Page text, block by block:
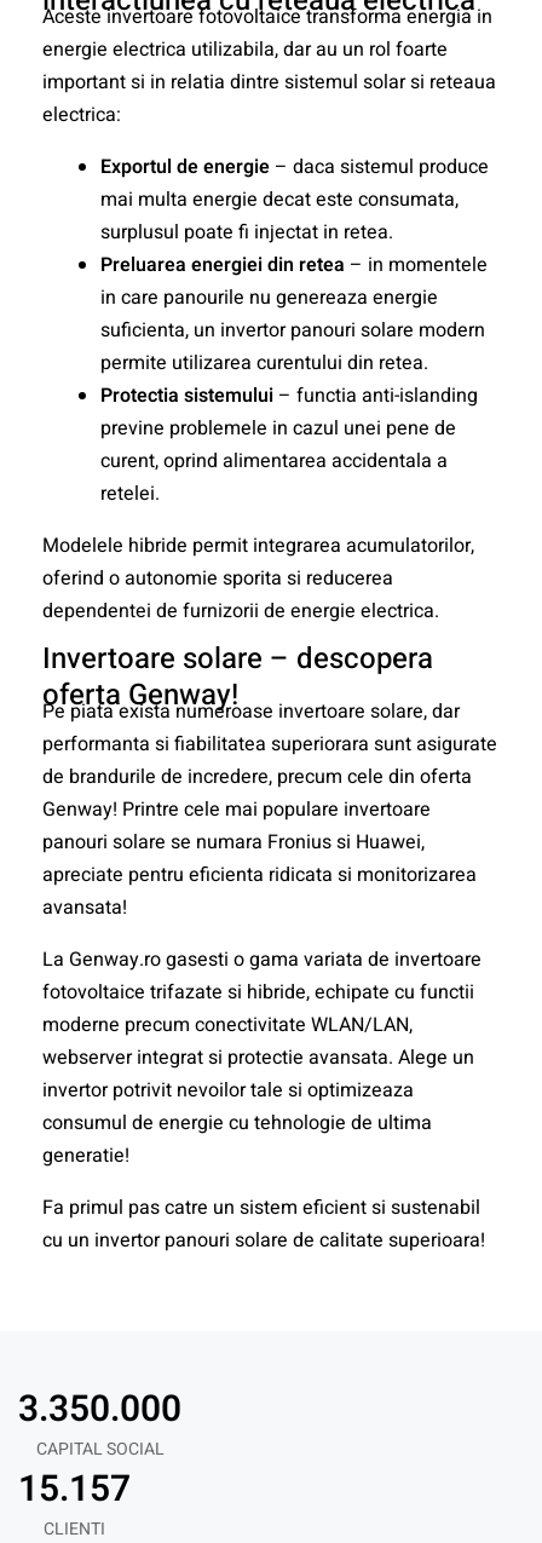
Aceste invertoare fotovoltaice transforma energia in
energie electrica utilizabila, dar au un rol foarte
important si in relatia dintre sistemul solar si reteaua
electrica:
Exportul de energie – daca sistemul produce
mai multa energie decat este consumata,
surplusul poate fi injectat in retea.
Preluarea energiei din retea – in momentele
in care panourile nu genereaza energie
suficienta, un invertor panouri solare modern
permite utilizarea curentului din retea.
Protectia sistemului – functia anti-islanding
previne problemele in cazul unei pene de
curent, oprind alimentarea accidentala a
retelei.
Modelele hibride permit integrarea acumulatorilor,
oferind o autonomie sporita si reducerea
dependentei de furnizorii de energie electrica.
Invertoare solare – descopera
oferta Genway!
Pe piata exista numeroase invertoare solare, dar
performanta si fiabilitatea superiorara sunt asigurate
de brandurile de incredere, precum cele din oferta
Genway! Printre cele mai populare invertoare
panouri solare se numara Fronius si Huawei,
apreciate pentru eficienta ridicata si monitorizarea
avansata!
La Genway.ro gasesti o gama variata de invertoare
fotovoltaice trifazate si hibride, echipate cu functii
moderne precum conectivitate WLAN/LAN,
webserver integrat si protectie avansata. Alege un
invertor potrivit nevoilor tale si optimizeaza
consumul de energie cu tehnologie de ultima
generatie!
Fa primul pas catre un sistem eficient si sustenabil
cu un invertor panouri solare de calitate superioara!
CAPITAL SOCIAL
3.350.000
CLIENTI
15.157